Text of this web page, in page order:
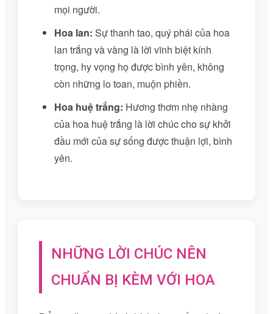
mọi người.
Hoa lan: Sự thanh tao, quý phái của hoa
lan trắng và vàng là lời vĩnh biệt kính
trọng, hy vọng họ được bình yên, không
còn những lo toan, muộn phiền.
Hoa huệ trắng: Hương thơm nhẹ nhàng
của hoa huệ trắng là lời chúc cho sự khởi
đầu mới của sự sống được thuận lợi, bình
yên.
NHỮNG LỜI CHÚC NÊN
CHUẨN BỊ KÈM VỚI HOA